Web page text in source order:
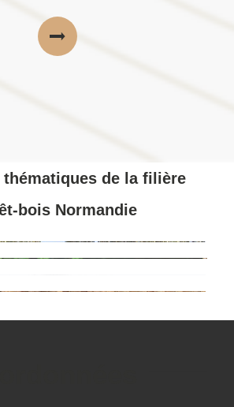
thématiques de la filière
bois Normandie